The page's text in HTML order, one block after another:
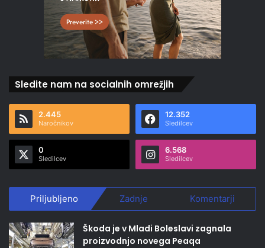
Sledite nam na socialnih omrežjih
2.445
Naročnikov
12.352
Sledilcev
0
Sledilcev
6.568
Sledilcev
Priljubljeno Zadnje Komentarji
Škoda je v Mladi Boleslavi zagnala
proizvodnjo novega Peaqa